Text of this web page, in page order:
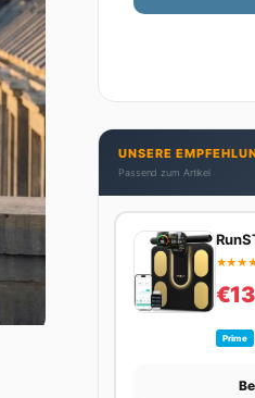
konkreten
man Job
bekommt.
Süchtige (3+
Hörerin und
liebsten in der
UNSERE
Passend zum Artikel
★★★
Prime